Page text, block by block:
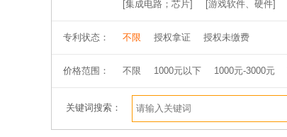
[集成电路；芯片] [游戏软件、硬件]
专利状态： 不限 授权拿证 授权未缴费
价格范围： 不限 1000元以下 1000元-3000元
关键词搜索：